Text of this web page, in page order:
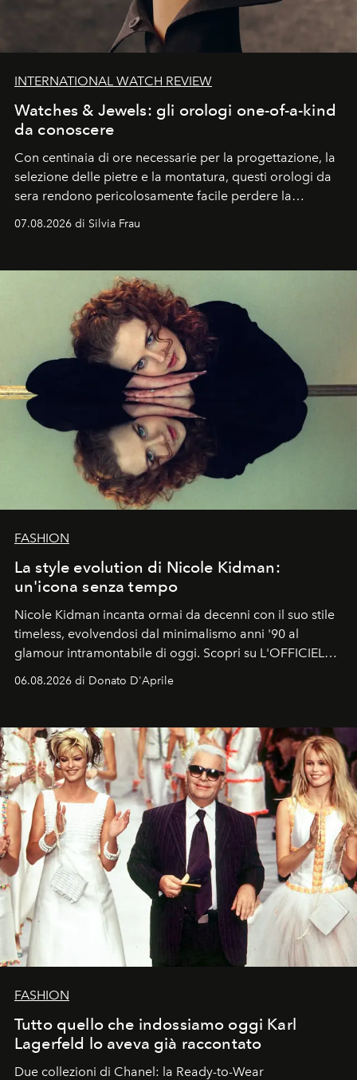
INTERNATIONAL WATCH REVIEW
Watches & Jewels: gli orologi one-of-a-kind
da conoscere
Con centinaia di ore necessarie per la progettazione, la
selezione delle pietre e la montatura, questi orologi da
sera rendono pericolosamente facile perdere la
cognizione del tempo. Ma con quadranti così
07.08.2026 di Silvia Frau
FASHION
La style evolution di Nicole Kidman:
un'icona senza tempo
Nicole Kidman incanta ormai da decenni con il suo stile
timeless, evolvendosi dal minimalismo anni '90 al
glamour intramontabile di oggi. Scopri su L'OFFICIEL
Italia la sua style evolution.
06.08.2026 di Donato D'Aprile
FASHION
Tutto quello che indossiamo oggi Karl
Lagerfeld lo aveva già raccontato
Due collezioni di Chanel: la Ready-to-Wear